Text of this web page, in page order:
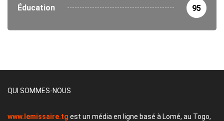
Éducation 95
QUI SOMMES-NOUS
www.lemissaire.tg est un média en ligne basé à Lomé, au Togo,